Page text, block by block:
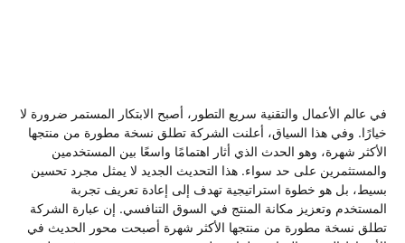
في عالم الأعمال والتقنية سريع التطور، أصبح الابتكار المستمر ضرورة لا
خيارًا. وفي هذا السياق، أعلنت الشركة تطلق نسخة مطورة من منتجها
الأكثر شهرة، وهو الحدث الذي أثار اهتمامًا واسعًا بين المستخدمين
والمستثمرين على حد سواء. هذا التحديث الجديد لا يمثل مجرد تحسين
بسيط، بل هو خطوة استراتيجية تهدف إلى إعادة تعريف تجربة
المستخدم وتعزيز مكانة المنتج في السوق التنافسي. إن عبارة الشركة
تطلق نسخة مطورة من منتجها الأكثر شهرة أصبحت محور الحديث في